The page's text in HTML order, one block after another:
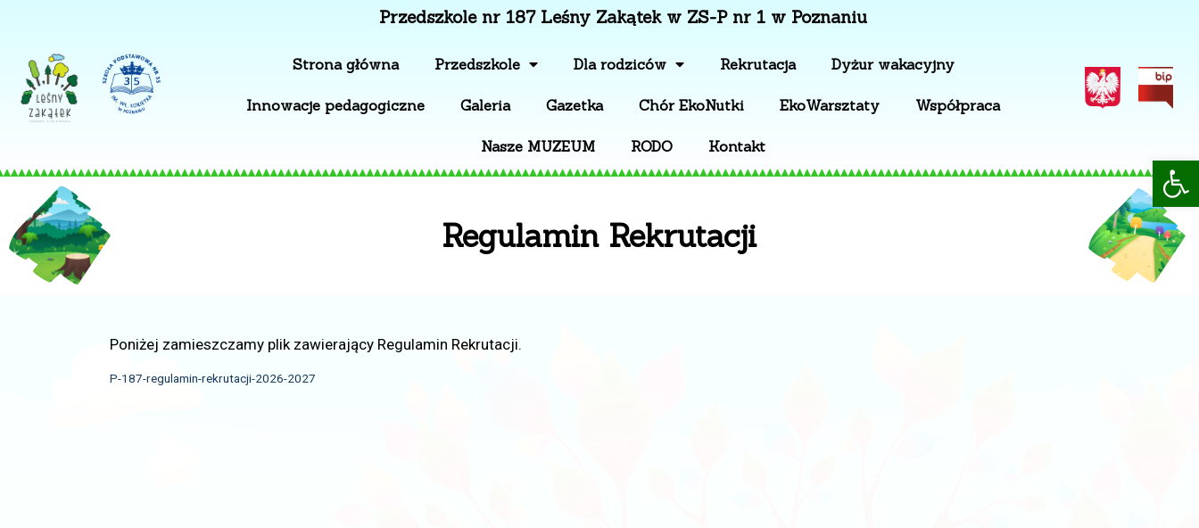
Przedszkole nr 187 Leśny Zakątek w ZS-P nr 1 w Poznaniu
Strona główna Przedszkole Dla rodziców Rekrutacja Dyżur wakacyjny
Innowacje pedagogiczne Galeria Gazetka Chór EkoNutki EkoWarsztaty Współpraca
Nasze MUZEUM RODO Kontakt
Regulamin Rekrutacji
Poniżej zamieszczamy plik zawierający Regulamin Rekrutacji.
P-187-regulamin-rekrutacji-2026-2027